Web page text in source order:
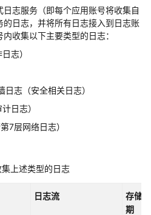
志服务（即每个应用账号将收集自
的日志，并将所有日志接入到日志账
收集以下主要类型的日志：
志）
志（安全相关日志）
日志）
7层网络日志）
上述类型的日志
日志流
存储周
期